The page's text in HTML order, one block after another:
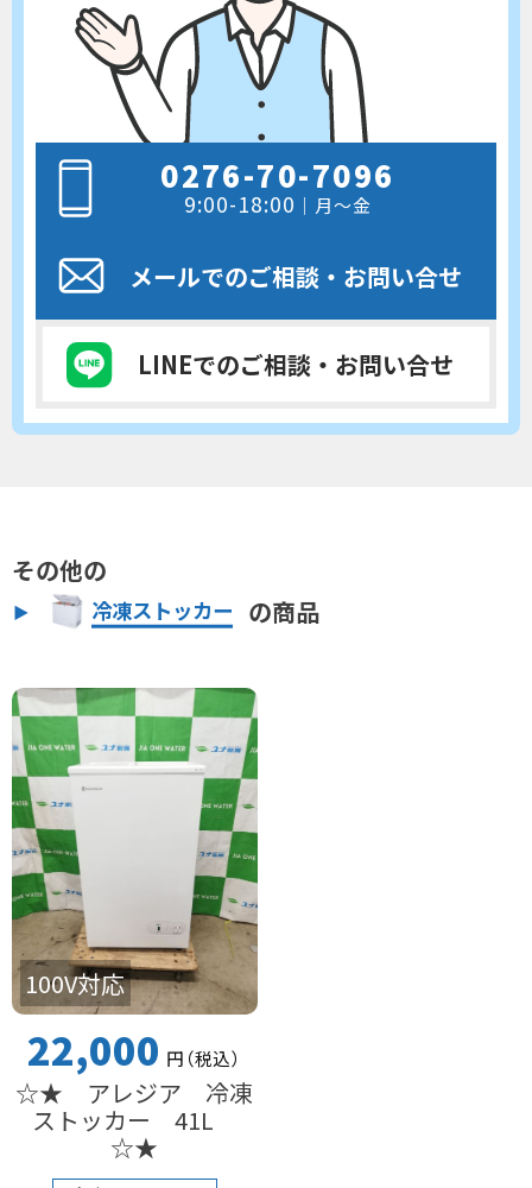
0276-70-7096
9:00-18:00 ｜月～金
メールでのご相談 ・お問い合せ
LINEでのご相談 ・お問い合せ
その他の
冷凍ストッカー の商品
100V対応
22,000 円（税込）
☆★ アレジア 冷凍
ストッカー 41L
☆★